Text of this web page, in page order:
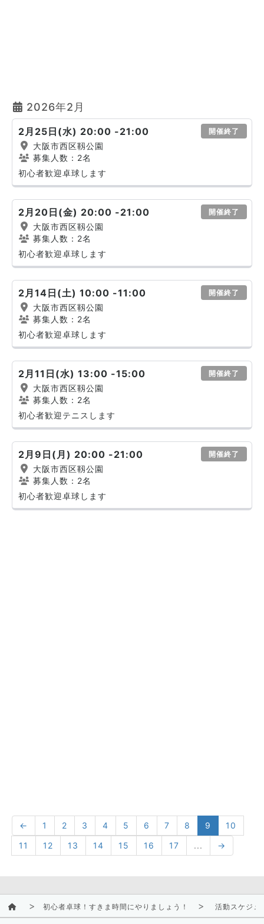
2026年2月
2月25日(水) 20:00 -21:00 開催終了
大阪市西区靱公園
募集人数：2名
初心者歓迎卓球します
2月20日(金) 20:00 -21:00 開催終了
大阪市西区靱公園
募集人数：2名
初心者歓迎卓球します
2月14日(土) 10:00 -11:00 開催終了
大阪市西区靱公園
募集人数：2名
初心者歓迎卓球します
2月11日(水) 13:00 -15:00 開催終了
大阪市西区靱公園
募集人数：2名
初心者歓迎テニスします
2月9日(月) 20:00 -21:00 開催終了
大阪市西区靱公園
募集人数：2名
初心者歓迎卓球します
← 1 2 3 4 5 6 7 8 9
10
11
12 13 14 15 16 17 ... →
初心者卓球！すきま時間にやりましょう！ 活動スケジュ